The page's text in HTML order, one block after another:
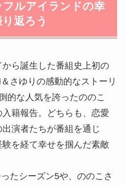
フルアイランドの幸
返ろう
ら誕生した番組史上初の
さゆりの感動的なストーリ
的な人気を誇ったののこ
入籍報告。どちらも、恋愛
演者たちが番組を通じ
を経て幸せを掴んだ素敵
たシーズン5や、ののこさ